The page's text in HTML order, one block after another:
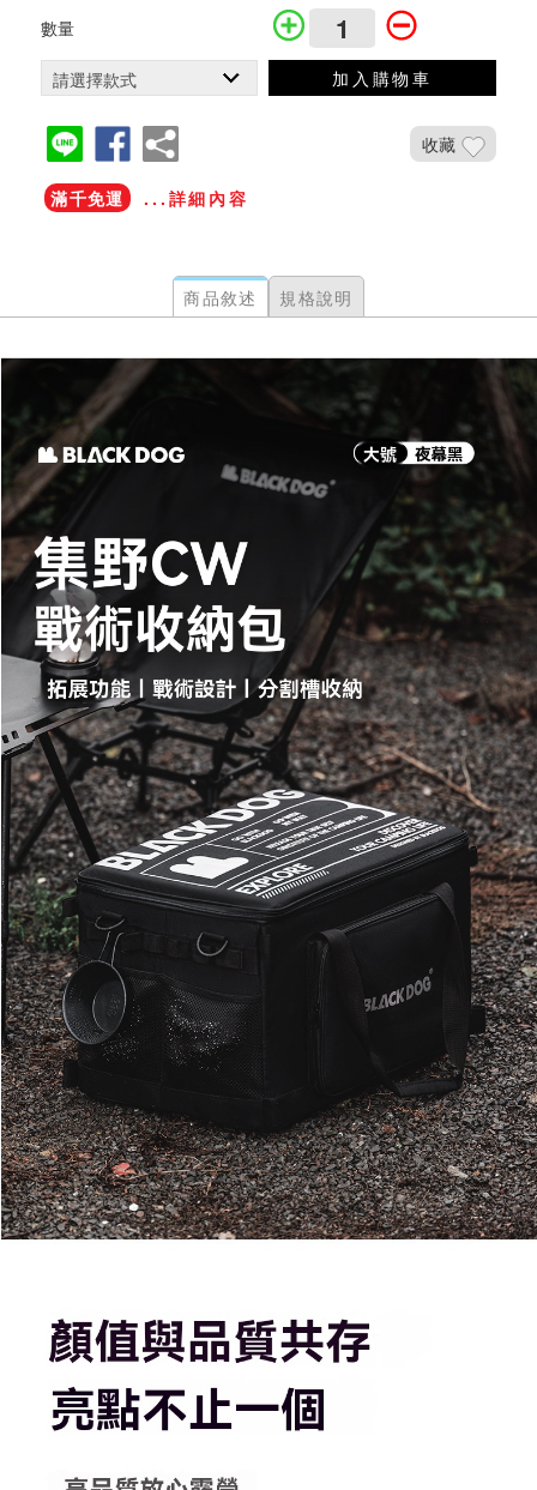
數量
加入購物車
收藏
滿千免運 ...詳細內容
商品敘述 規格說明